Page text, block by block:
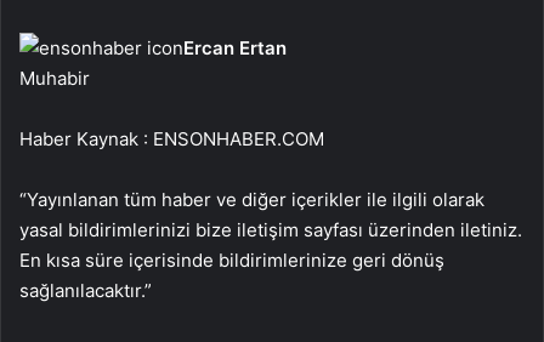
Ercan Ertan
Muhabir
Haber Kaynak : ENSONHABER.COM
“Yayınlanan tüm haber ve diğer içerikler ile ilgili olarak
yasal bildirimlerinizi bize iletişim sayfası üzerinden iletiniz.
En kısa süre içerisinde bildirimlerinize geri dönüş
sağlanılacaktır.”